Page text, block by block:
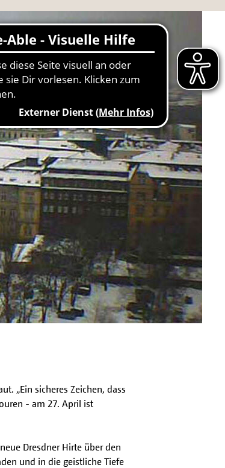
„Ein sicheres Zeichen, dass
- am 27. April ist
Dresdner Hirte über den
und in die geistliche Tiefe